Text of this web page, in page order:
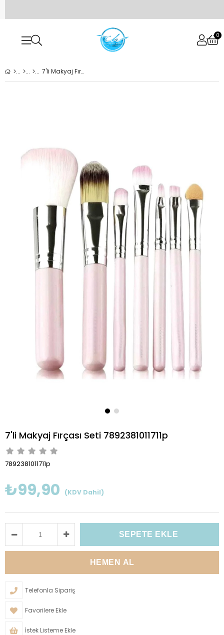
0
7'li Makyaj Fırçası Seti 7892381011711p
7'li Makyaj Fırçası Seti 7892381011711p
7892381011711p
₺99,90 (KDV Dahil)
Telefonla Sipariş
Favorilere Ekle
İstek Listeme Ekle